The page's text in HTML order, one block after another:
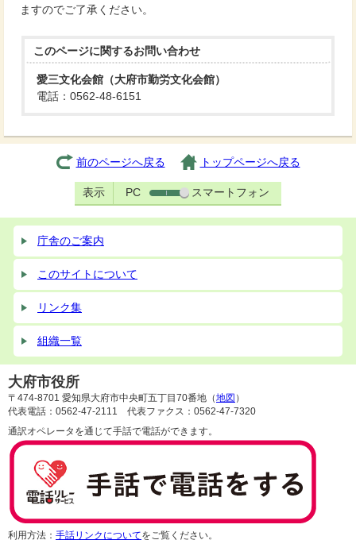
ますのでご了承ください。
このページに関するお問い合わせ
愛三文化会館（大府市勤労文化会館）
電話：0562-48-6151
前のページへ戻る トップページへ戻る
表示 PC スマートフォン
庁舎のご案内
このサイトについて
リンク集
組織一覧
大府市役所
〒474-8701 愛知県大府市中央町五丁目70番地（地図 ）
代表電話：0562-47-2111 代表ファクス：0562-47-7320
通訳オペレータを通じて手話で電話ができます。
利用方法： 手話リンクについてをご覧ください。